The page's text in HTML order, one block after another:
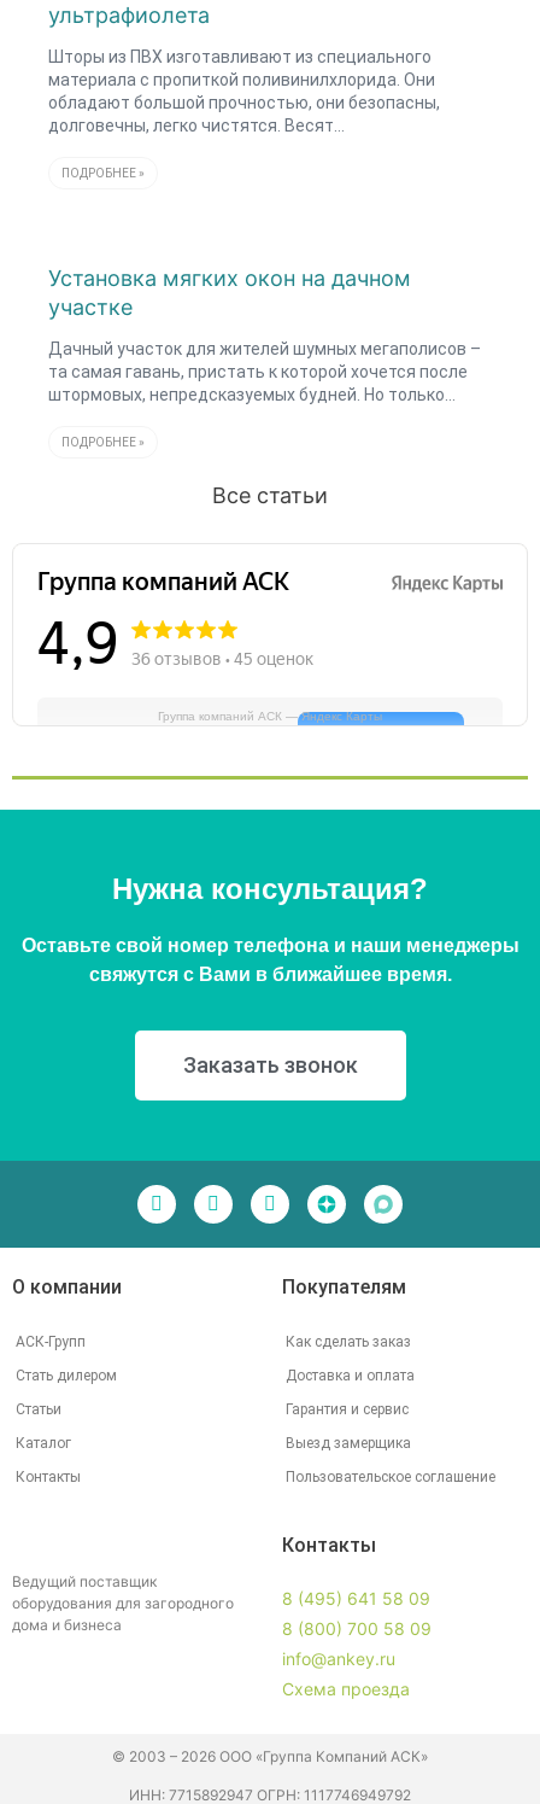
ультрафиолета
Шторы из ПВХ изготавливают из специального
материала с пропиткой поливинилхлорида. Они
обладают большой прочностью, они безопасны,
долговечны, легко чистятся. Весят…
ПОДРОБНЕЕ »
Установка мягких окон на дачном
участке
Дачный участок для жителей шумных мегаполисов –
та самая гавань, пристать к которой хочется после
штормовых, непредсказуемых будней. Но только…
ПОДРОБНЕЕ »
Все статьи
Группа компаний АСК — Яндекс Карты
Нужна консультация?
Оставьте свой номер телефона и наши менеджеры
свяжутся с Вами в ближайшее время.
Заказать звонок
Ведущий поставщик
оборудования для загородного
дома и бизнеса
О компании
АСК-Групп
Стать дилером
Статьи
Каталог
Контакты
Покупателям
Как сделать заказ
Доставка и оплата
Гарантия и сервис
Выезд замерщика
Пользовательское соглашение
Контакты
8 (495) 641 58 09
8 (800) 700 58 09
info@ankey.ru
Схема проезда
© 2003 – 2026 ООО «Группа Компаний АСК»
ИНН: 7715892947 ОГРН: 1117746949792